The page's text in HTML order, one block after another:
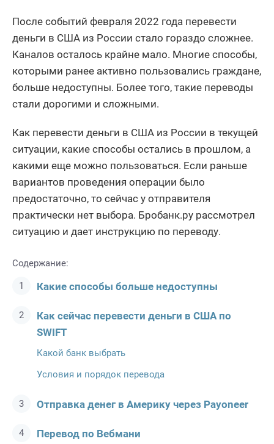
После событий февраля 2022 года перевести
деньги в США из России стало гораздо сложнее.
Каналов осталось крайне мало. Многие способы,
которыми ранее активно пользовались граждане,
больше недоступны. Более того, такие переводы
стали дорогими и сложными.
Как перевести деньги в США из России в текущей
ситуации, какие способы остались в прошлом, а
какими еще можно пользоваться. Если раньше
вариантов проведения операции было
предостаточно, то сейчас у отправителя
практически нет выбора. Бробанк.ру рассмотрел
ситуацию и дает инструкцию по переводу.
Содержание:
Какие способы больше недоступны
Как сейчас перевести деньги в США по
SWIFT
Какой банк выбрать
Условия и порядок перевода
Отправка денег в Америку через Payoneer
Перевод по Вебмани